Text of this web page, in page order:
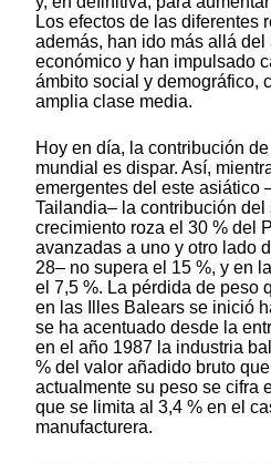
Los efectos de las diferentes
además, han ido más allá
económico y han impulsado
ámbito social y demográfico,
amplia clase media.
Hoy en día, la contribución
mundial es dispar. Así,
emergentes del este asiático
Tailandia– la contribución del
crecimiento roza el 30 % del
avanzadas a uno y otro lado
28– no supera el 15 %, y en
el 7,5 %. La pérdida de peso
en las Illes Balears se inició
se ha acentuado desde la
en el año 1987 la industria
% del valor añadido bruto
actualmente su peso se cifra
que se limita al 3,4 % en el
manufacturera.